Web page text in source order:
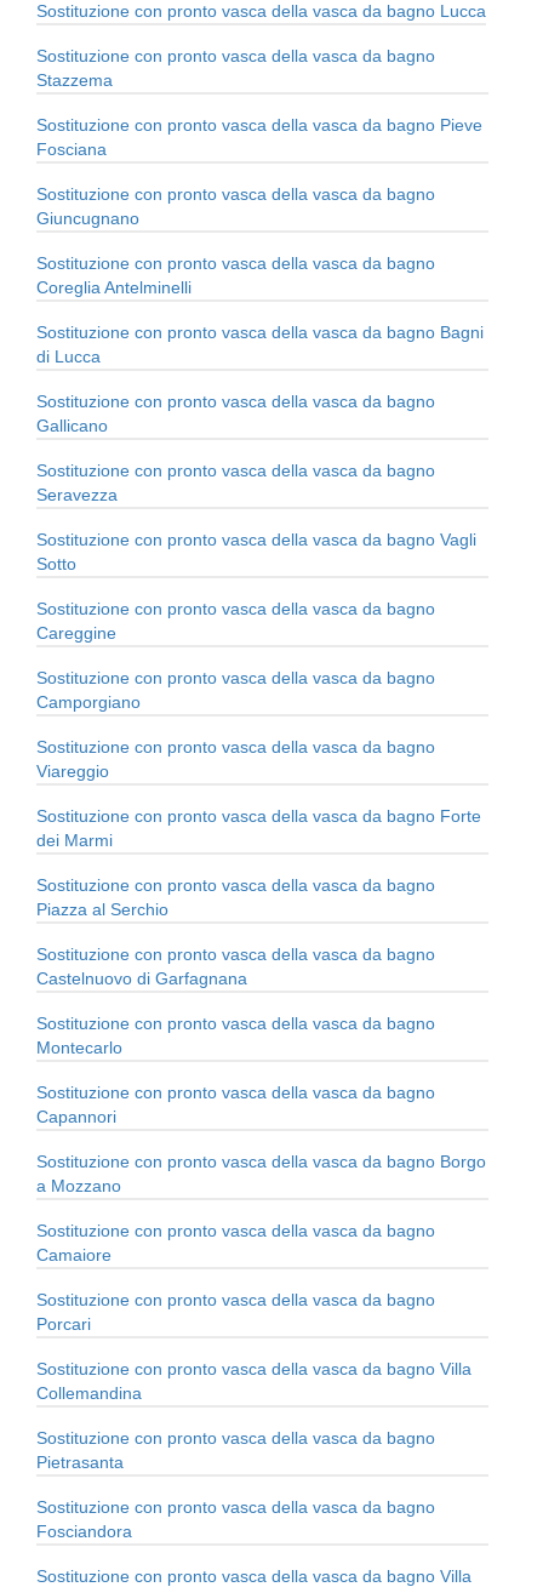
Sostituzione con pronto vasca della vasca da bagno Lucca
Sostituzione con pronto vasca della vasca da bagno
Stazzema
Sostituzione con pronto vasca della vasca da bagno Pieve
Fosciana
Sostituzione con pronto vasca della vasca da bagno
Giuncugnano
Sostituzione con pronto vasca della vasca da bagno
Coreglia Antelminelli
Sostituzione con pronto vasca della vasca da bagno Bagni
di Lucca
Sostituzione con pronto vasca della vasca da bagno
Gallicano
Sostituzione con pronto vasca della vasca da bagno
Seravezza
Sostituzione con pronto vasca della vasca da bagno Vagli
Sotto
Sostituzione con pronto vasca della vasca da bagno
Careggine
Sostituzione con pronto vasca della vasca da bagno
Camporgiano
Sostituzione con pronto vasca della vasca da bagno
Viareggio
Sostituzione con pronto vasca della vasca da bagno Forte
dei Marmi
Sostituzione con pronto vasca della vasca da bagno
Piazza al Serchio
Sostituzione con pronto vasca della vasca da bagno
Castelnuovo di Garfagnana
Sostituzione con pronto vasca della vasca da bagno
Montecarlo
Sostituzione con pronto vasca della vasca da bagno
Capannori
Sostituzione con pronto vasca della vasca da bagno Borgo
a Mozzano
Sostituzione con pronto vasca della vasca da bagno
Camaiore
Sostituzione con pronto vasca della vasca da bagno
Porcari
Sostituzione con pronto vasca della vasca da bagno Villa
Collemandina
Sostituzione con pronto vasca della vasca da bagno
Pietrasanta
Sostituzione con pronto vasca della vasca da bagno
Fosciandora
Sostituzione con pronto vasca della vasca da bagno Villa